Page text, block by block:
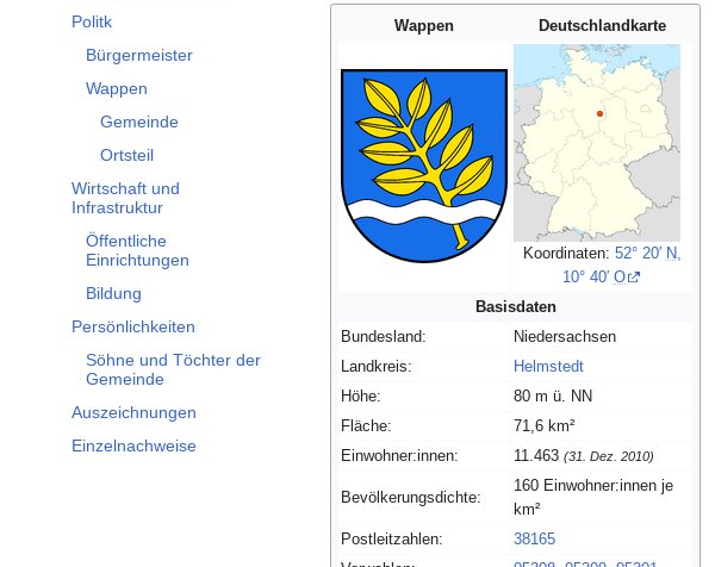
Politk
Bürgermeister
Wappen
Gemeinde
Ortsteil
Wirtschaft und
Infrastruktur
Unterabschnitt Wirtschaft und Infrastruktur umschalten
Öffentliche
Einrichtungen
Bildung
Persönlichkeiten
Söhne und Töchter der
Gemeinde
Auszeichnungen
Einzelnachweise
Wappen Deutschlandkarte
Koordinaten: 52° 20′ N,
10° 40′O
Basisdaten
Bundesland:
Niedersachsen
Landkreis:
Helmstedt
Höhe:
80 m ü. NN
Fläche:
71,6 km²
Einwohner:innen:
11.463(31. Dez. 2010)
Bevölkerungsdichte:
160 Einwohner:innen je
km²
Postleitzahlen:
38165